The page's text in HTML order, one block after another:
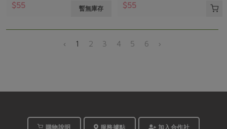
$55 暫無庫存 $55
‹ 1 2 3 4 5 6 ›
購物說明 服務據點 加入合作社